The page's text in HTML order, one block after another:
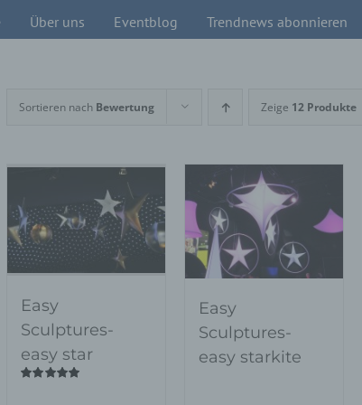
Über uns Eventblog Trendnews abonnieren
Sortieren nach Bewertung Zeige 12 Produkte
Easy
Sculptures-
easy star
Easy
Sculptures-
easy starkite